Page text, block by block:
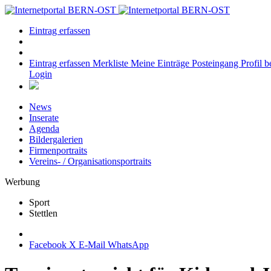
Eintrag erfassen
Eintrag erfassen Merkliste Meine Einträge Posteingang Profil
Login
News
Inserate
Agenda
Bildergalerien
Firmenportraits
Vereins- / Organisationsportraits
Werbung
Sport
Stettlen
Facebook X E-Mail WhatsApp